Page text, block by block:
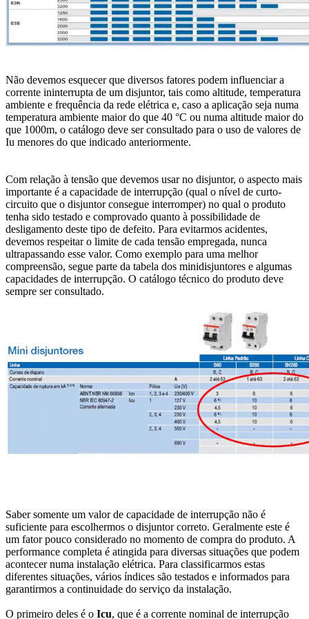
Não devemos esquecer que diversos fatores podem influenciar a
corrente ininterrupta de um disjuntor, tais como altitude, temperatura
ambiente e frequência da rede elétrica e, caso a aplicação seja numa
temperatura ambiente maior do que 40 °C ou numa altitude maior do
que 1000m, o catálogo deve ser consultado para o uso de valores de
Iu menores do que indicado anteriormente.
Com relação à tensão que devemos usar no disjuntor, o aspecto mais
importante é a capacidade de interrupção (qual o nível de curto-
circuito que o disjuntor consegue interromper) no qual o produto
tenha sido testado e comprovado quanto à possibilidade de
desligamento deste tipo de defeito. Para evitarmos acidentes,
devemos respeitar o limite de cada tensão empregada, nunca
ultrapassando esse valor. Como exemplo para uma melhor
compreensão, segue parte da tabela dos minidisjuntores e algumas
capacidades de interrupção. O catálogo técnico do produto deve
sempre ser consultado.
Saber somente um valor de capacidade de interrupção não é
suficiente para escolhermos o disjuntor correto. Geralmente este é
um fator pouco considerado no momento de compra do produto. A
performance completa é atingida para diversas situações que podem
acontecer numa instalação elétrica. Para classificarmos estas
diferentes situações, vários índices são testados e informados para
garantirmos a continuidade do serviço da instalação.
O primeiro deles é o Icu, que é a corrente nominal de interrupção